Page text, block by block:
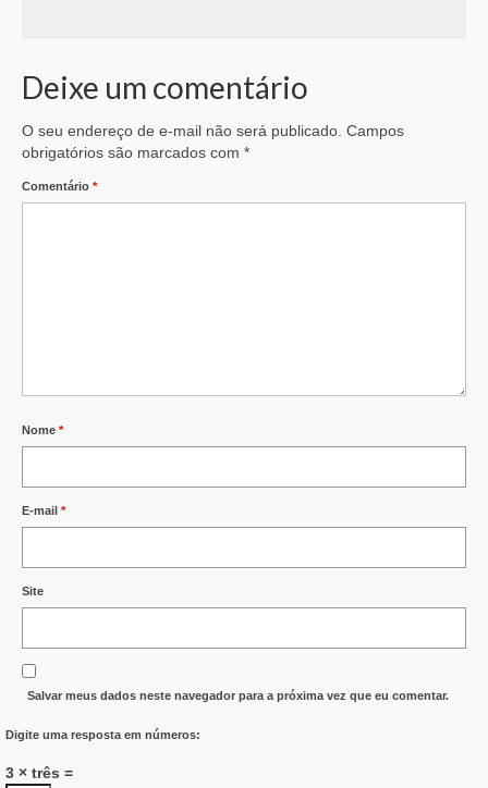
Deixe um comentário
O seu endereço de e-mail não será publicado. Campos
obrigatórios são marcados com *
Comentário *
Nome *
E-mail *
Site
Salvar meus dados neste navegador para a próxima vez que eu comentar.
Digite uma resposta em números:
3 × três =